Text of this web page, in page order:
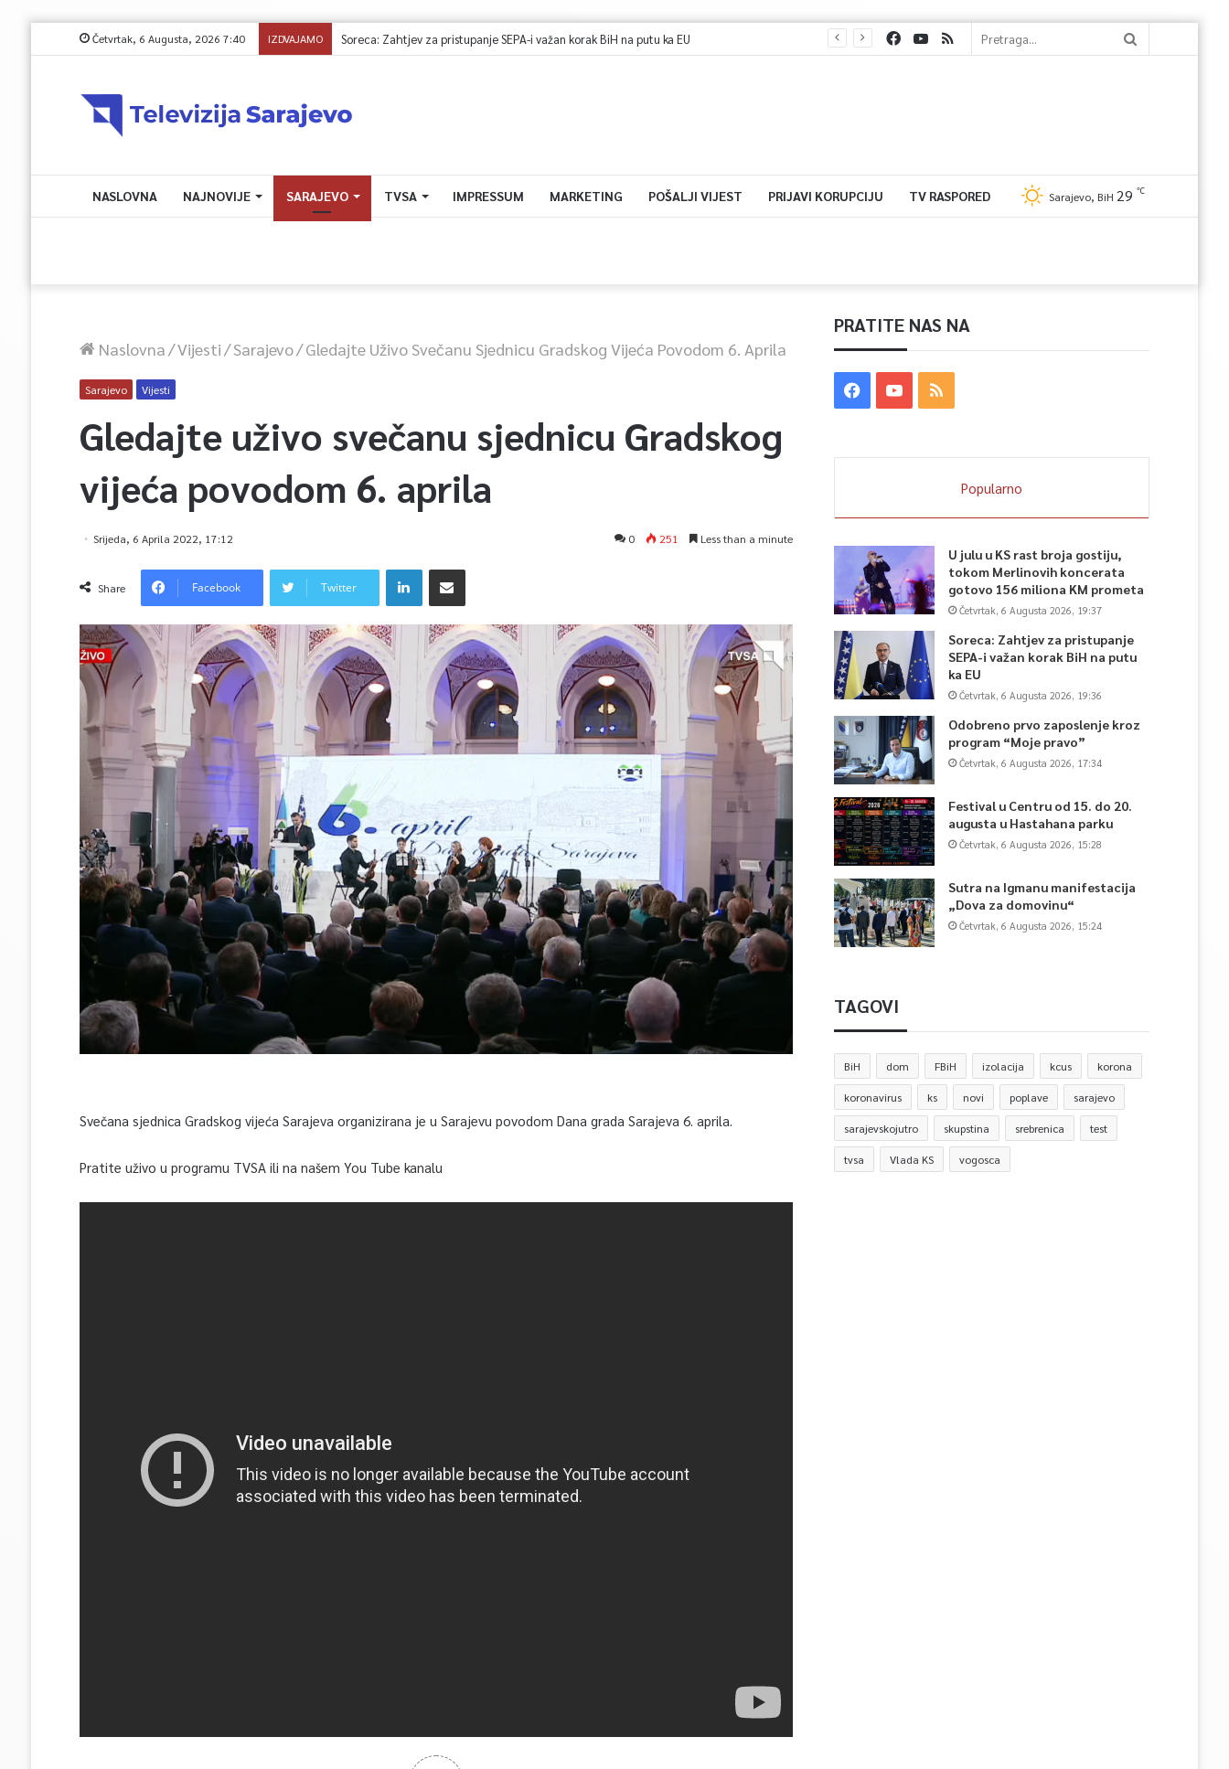
Četvrtak, 6 Augusta, 2026 7:40 IZDVAJAMO
NASLOVNA NAJNOVIJE SARAJEVO TVSA IMPRESSUM MARKETING POŠALJI VIJEST PRIJAVI KORUPCIJU TV RASPORED Sarajevo, BiH 29 ℃
Naslovna/Vijesti/Sarajevo/Gledajte Uživo Svečanu Sjednicu Gradskog Vijeća Povodom 6. Aprila
Sarajevo Vijesti
Gledajte uživo svečanu sjednicu Gradskog
vijeća povodom 6. aprila
Srijeda, 6 Aprila 2022, 17:12 0 251 Less than a minute
Share Facebook Twitter
Svečana sjednica Gradskog vijeća Sarajeva organizirana je u Sarajevu povodom Dana grada Sarajeva 6. aprila.
Pratite uživo u programu TVSA ili na našem You Tube kanalu
PRATITE NAS NA
Popularno
U julu u KS rast broja gostiju,
tokom Merlinovih koncerata
gotovo 156 miliona KM prometa
Četvrtak, 6 Augusta 2026, 19:37
Soreca: Zahtjev za pristupanje
SEPA-i važan korak BiH na putu
ka EU
Četvrtak, 6 Augusta 2026, 19:36
Odobreno prvo zaposlenje kroz
program “Moje pravo”
Četvrtak, 6 Augusta 2026, 17:34
Festival u Centru od 15. do 20.
augusta u Hastahana parku
Četvrtak, 6 Augusta 2026, 15:28
Sutra na Igmanu manifestacija
„Dova za domovinu“
Četvrtak, 6 Augusta 2026, 15:24
TAGOVI
BiH dom FBiH izolacija kcus korona
koronavirus ks novi poplave sarajevo
sarajevskojutro skupstina srebrenica test
tvsa Vlada KS vogosca